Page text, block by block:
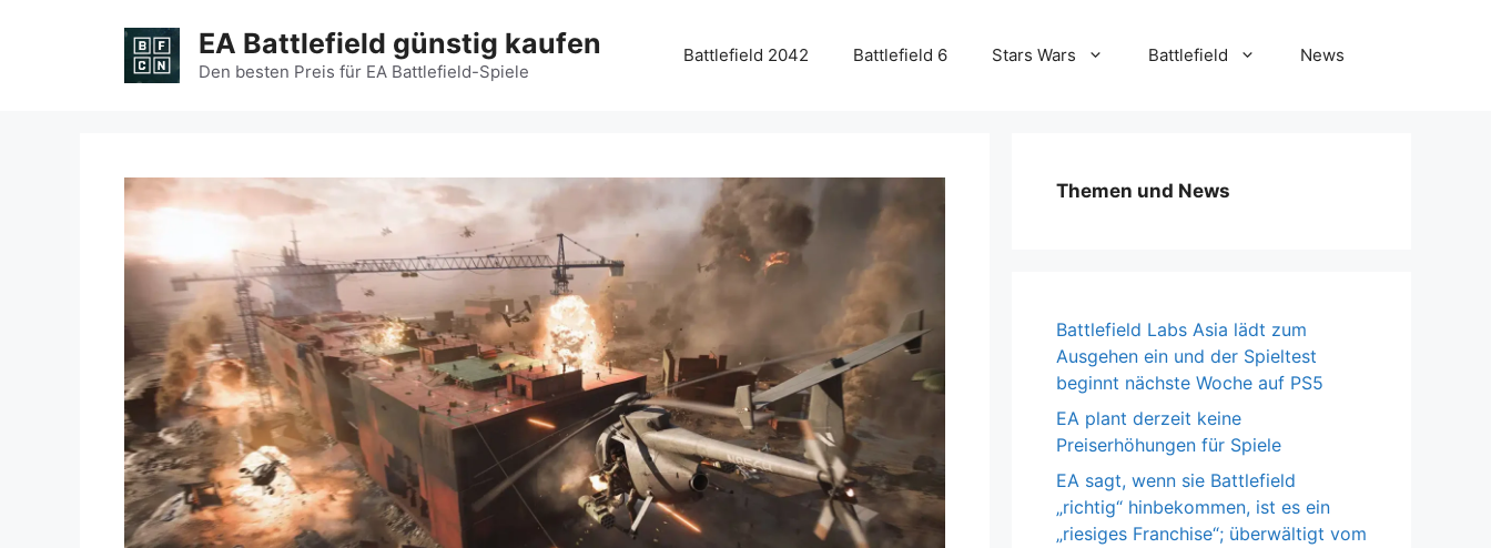
EA Battlefield günstig kaufen
Den besten Preis für EA Battlefield-Spiele
Battlefield 2042 Battlefield 6 Stars Wars Battlefield News
Themen und News
Battlefield Labs Asia lädt zum
Ausgehen ein und der Spieltest
beginnt nächste Woche auf PS5
EA plant derzeit keine
Preiserhöhungen für Spiele
EA sagt, wenn sie Battlefield
„richtig“ hinbekommen, ist es ein
„riesiges Franchise“; überwältigt vom